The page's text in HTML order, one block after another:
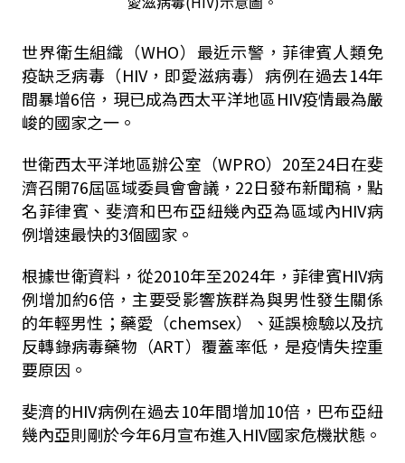
世界衛生組織（WHO）最近示警，菲律賓人類免
疫缺乏病毒（HIV，即愛滋病毒）病例在過去14年
間暴增6倍，現已成為西太平洋地區HIV疫情最為嚴
峻的國家之一。
世衛西太平洋地區辦公室（WPRO）20至24日在斐
濟召開76屆區域委員會會議，22日發布新聞稿，點
名菲律賓、斐濟和巴布亞紐幾內亞為區域內HIV病
例增速最快的3個國家。
根據世衛資料，從2010年至2024年，菲律賓HIV病
例增加約6倍，主要受影響族群為與男性發生關係
的年輕男性；藥愛（chemsex）、延誤檢驗以及抗
反轉錄病毒藥物（ART）覆蓋率低，是疫情失控重
要原因。
斐濟的HIV病例在過去10年間增加10倍，巴布亞紐
幾內亞則剛於今年6月宣布進入HIV國家危機狀態。